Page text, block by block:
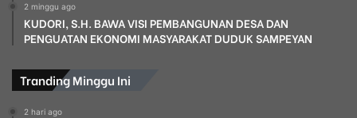
2 minggu ago
KUDORI, S.H. BAWA VISI PEMBANGUNAN DESA DAN
PENGUATAN EKONOMI MASYARAKAT DUDUK SAMPEYAN
Tranding Minggu Ini
2 hari ago